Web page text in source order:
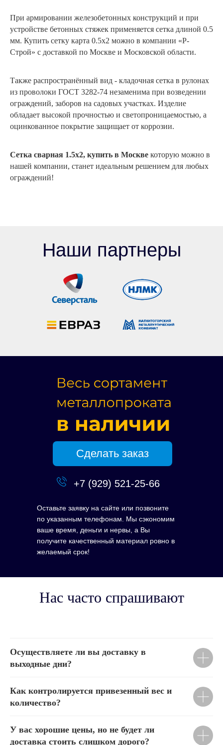
При армировании железобетонных конструкций и при
устройстве бетонных стяжек применяется сетка длиной 0.5
мм. Купить сетку карта 0.5х2 можно в компании «Р-
Строй» с доставкой по Москве и Московской области.
Также распространённый вид - кладочная сетка в рулонах
из проволоки ГОСТ 3282-74 незаменима при возведении
ограждений, заборов на садовых участках. Изделие
обладает высокой прочностью и светопроницаемостью, а
оцинкованное покрытие защищает от коррозии.
Сетка сварная 1.5х2, купить в Москве которую можно в
нашей компании, станет идеальным решением для любых
ограждений!
Оставьте заявку на сайте или позвоните
по указанным телефонам. Мы сэкономим
ваше время, деньги и нервы, а Вы
получите качественный материал ровно в
желаемый срок!
Наши партнеры
Сделать заказ
+7 (929) 521-25-66
Нас часто спрашивают
Осуществляете ли вы доставку в
выходные дни?
Как контролируется привезенный вес и
количество?
У вас хорошие цены, но не будет ли
доставка стоить слишком дорого?